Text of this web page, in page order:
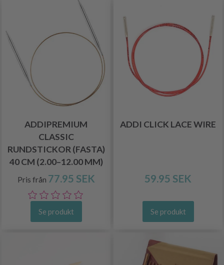
ADDIPREMIUM
CLASSIC
RUNDSTICKOR (FASTA)
40 CM (2.00–12.00 MM)
Pris från 77.95 SEK
Se produkt
ADDI CLICK LACE WIRE
59.95 SEK
Se produkt